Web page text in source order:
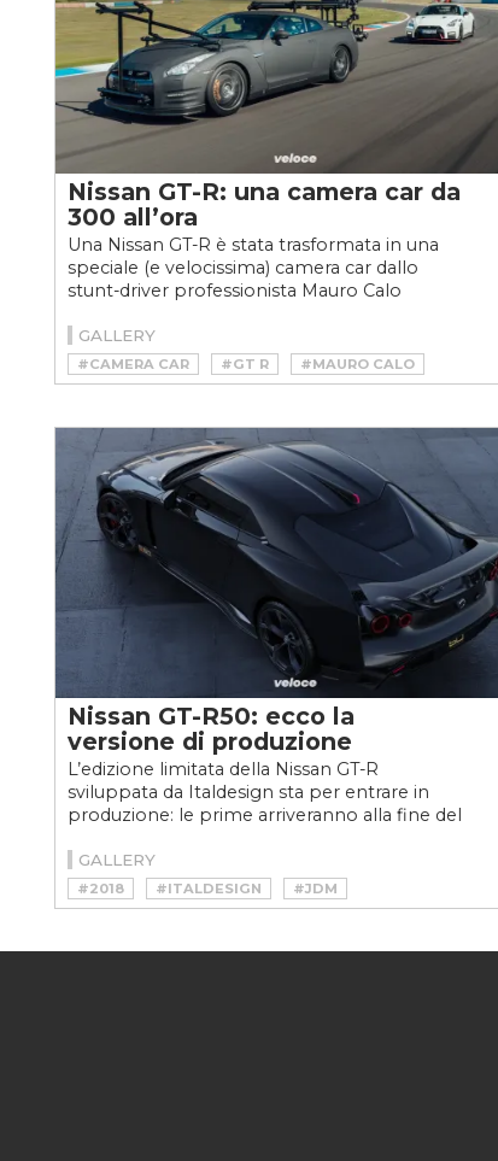
Nissan GT-R: una camera car da
300 all’ora
Una Nissan GT-R è stata trasformata in una
speciale (e velocissima) camera car dallo
stunt-driver professionista Mauro Calo
GALLERY
#CAMERA CAR #GT R
#MAURO CALO
#NISSAN
#NISSAN GT-R
Nissan GT-R50: ecco la
versione di produzione
L’edizione limitata della Nissan GT-R
sviluppata da Italdesign sta per entrare in
produzione: le prime arriveranno alla fine del
GALLERY
#2018 #ITALDESIGN
#JDM
#NISSAN
#NISSAN GT-R